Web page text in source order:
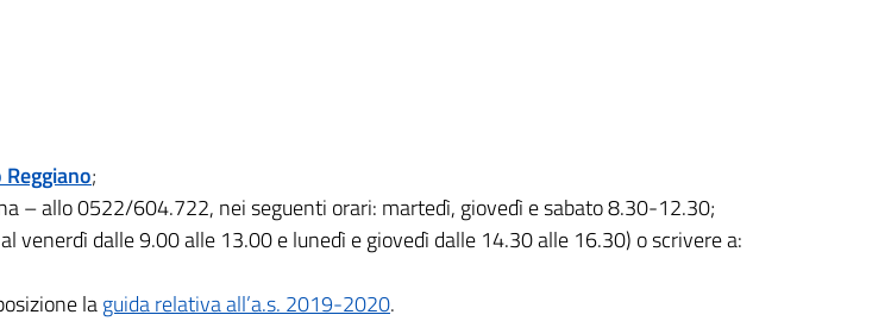
;
– allo 0522/604.722, nei seguenti orari: martedì, giovedì e sabato 8.30-12.30;
dalle 9.00 alle 13.00 e lunedì e giovedì dalle 14.30 alle 16.30) o scrivere a:
laguida relativa all’a.s. 2019-2020.